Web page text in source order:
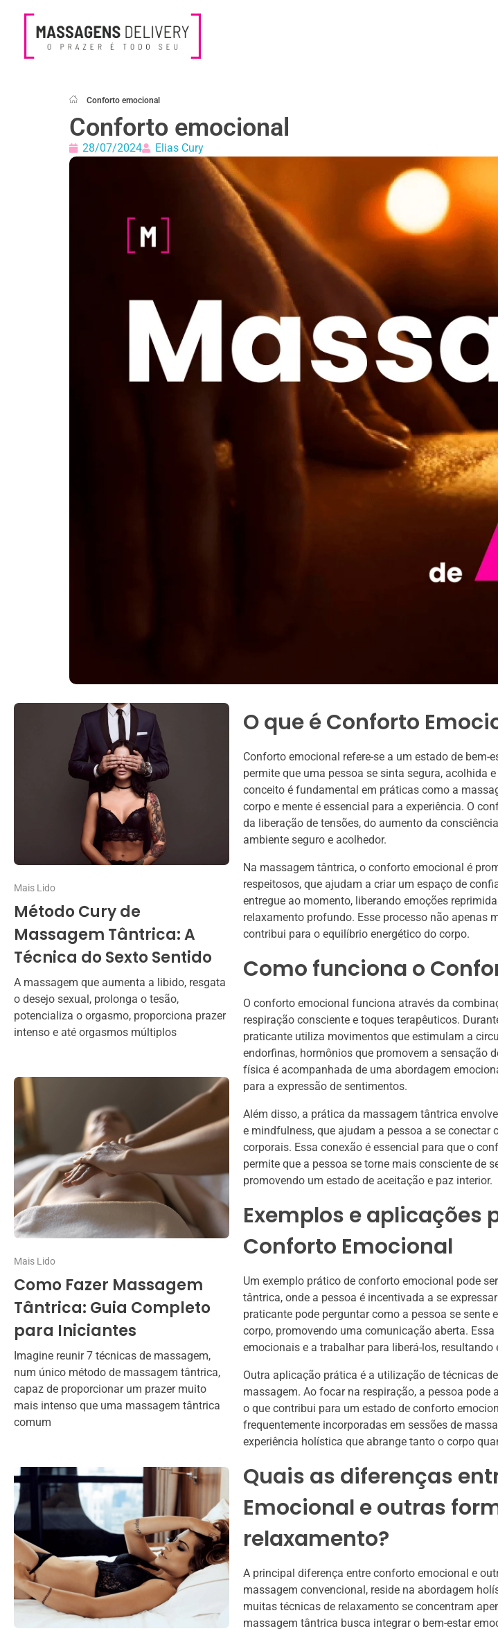
Conforto emocional
Conforto emocional
28/07/2024 Elias Cury
Mais Lido
Método Cury de
Massagem Tântrica: A
Técnica do Sexto Sentido
A massagem que aumenta a libido, resgata
o desejo sexual, prolonga o tesão,
potencializa o orgasmo, proporciona prazer
intenso e até orgasmos múltiplos
Mais Lido
Como Fazer Massagem
Tântrica: Guia Completo
para Iniciantes
Imagine reunir 7 técnicas de massagem,
num único método de massagem tântrica,
capaz de proporcionar um prazer muito
mais intenso que uma massagem tântrica
comum
O que é Conforto
Conforto emocional refere-se a um estado de bem-
permite que uma pessoa se sinta segura, acolhida
conceito é fundamental em práticas como a
corpo e mente é essencial para a experiência. O
da liberação de tensões, do aumento da
ambiente seguro e acolhedor.
Na massagem tântrica, o conforto emocional é
respeitosos, que ajudam a criar um espaço de
entregue ao momento, liberando emoções
relaxamento profundo. Esse processo não apenas
contribui para o equilíbrio energético do corpo.
Como funciona o
O conforto emocional funciona através da
respiração consciente e toques terapêuticos.
praticante utiliza movimentos que estimulam a
endorfinas, hormônios que promovem a sensação
física é acompanhada de uma abordagem
para a expressão de sentimentos.
Além disso, a prática da massagem tântrica
e mindfulness, que ajudam a pessoa a se conectar
corporais. Essa conexão é essencial para que o
permite que a pessoa se torne mais consciente de
promovendo um estado de aceitação e paz interior.
Exemplos e aplicações
Conforto Emocional
Um exemplo prático de conforto emocional pode
tântrica, onde a pessoa é incentivada a se
praticante pode perguntar como a pessoa se sente
corpo, promovendo uma comunicação aberta.
emocionais e a trabalhar para liberá-los,
Outra aplicação prática é a utilização de técnicas
massagem. Ao focar na respiração, a pessoa pode
o que contribui para um estado de conforto
frequentemente incorporadas em sessões de
experiência holística que abrange tanto o corpo
Quais as diferenças
Emocional e outras
relaxamento?
A principal diferença entre conforto emocional e
massagem convencional, reside na abordagem
muitas técnicas de relaxamento se concentram
massagem tântrica busca integrar o bem-estar